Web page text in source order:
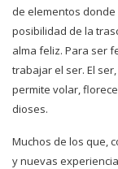
de elementos donde
posibilidad de la
alma feliz. Para ser
trabajar el ser. El
permite volar,
dioses.
Muchos de los que,
y nuevas